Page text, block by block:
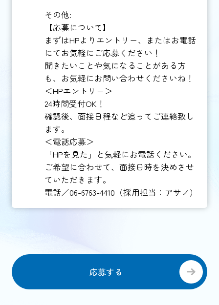
その他:
【応募について】
まずはHPよりエントリー、またはお電話
にてお気軽にご応募ください！
聞きたいことや気になることがある方
も、お気軽にお問い合わせくださいね！
＜HPエントリー＞
24時間受付OK！
確認後、面接日程など追ってご連絡致し
ます。
＜電話応募＞
「HPを見た」と気軽にお電話ください。
ご希望に合わせて、面接日時を決めさせ
ていただきます。
電話／06-6763-4410（採用担当：アサノ）
応募する